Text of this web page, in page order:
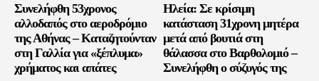
Συνελήφθη 53χρονος
αλλοδαπός στο αεροδρόμιο
της Αθήνας – Καταζητούνταν
στη Γαλλία για «ξέπλυμα»
χρήματος και απάτες
Ηλεία: Σε κρίσιμη
κατάσταση 31χρονη μητέρα
μετά από βουτιά στη
θάλασσα στο Βαρθολομιό –
Συνελήφθη ο σύζυγός της